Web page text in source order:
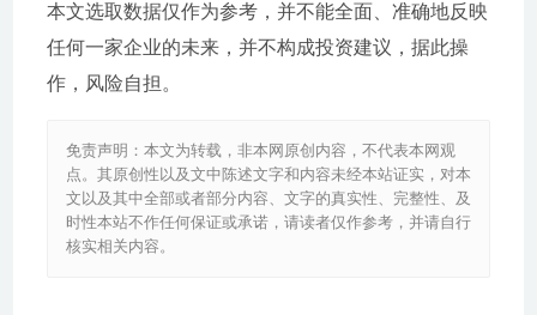
本文选取数据仅作为参考，并不能全面、准确地反映
任何一家企业的未来，并不构成投资建议，据此操
作，风险自担。
免责声明：本文为转载，非本网原创内容，不代表本网观
点。其原创性以及文中陈述文字和内容未经本站证实，对本
文以及其中全部或者部分内容、文字的真实性、完整性、及
时性本站不作任何保证或承诺，请读者仅作参考，并请自行
核实相关内容。